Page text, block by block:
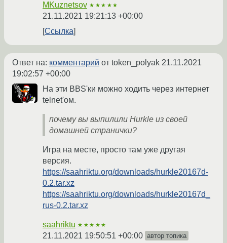
MKuznetsov ★★★★★
21.11.2021 19:21:13 +00:00
Ссылка
Ответ на: комментарий от token_polyak 21.11.2021
19:02:57 +00:00
На эти BBS'ки можно ходить через интернет
telnet'ом.
почему вы выпилили Hurkle из своей
домашней странички?
Игра на месте, просто там уже другая
версия.
https://saahriktu.org/downloads/hurkle20167d-
0.2.tar.xz
https://saahriktu.org/downloads/hurkle20167d_
rus-0.2.tar.xz
saahriktu ★★★★★
21.11.2021 19:50:51 +00:00 автор топика